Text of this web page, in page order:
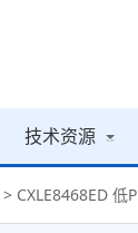
技术资源
> CXLE8468ED